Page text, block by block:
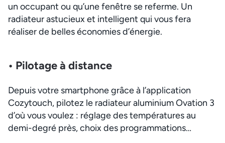
un occupant ou qu’une fenêtre se referme. Un
radiateur astucieux et intelligent qui vous fera
réaliser de belles économies d’énergie.
• Pilotage à distance
Depuis votre smartphone grâce à l’application
Cozytouch, pilotez le radiateur aluminium Ovation 3
d’où vous voulez : réglage des températures au
demi-degré près, choix des programmations…